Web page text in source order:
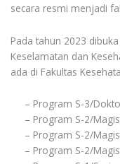
secara resmi menjadi
Pada tahun 2023
Keselamatan dan
ada di Fakultas
– Program S-3/
– Program S-2/
– Program S-2/
– Program S-2/